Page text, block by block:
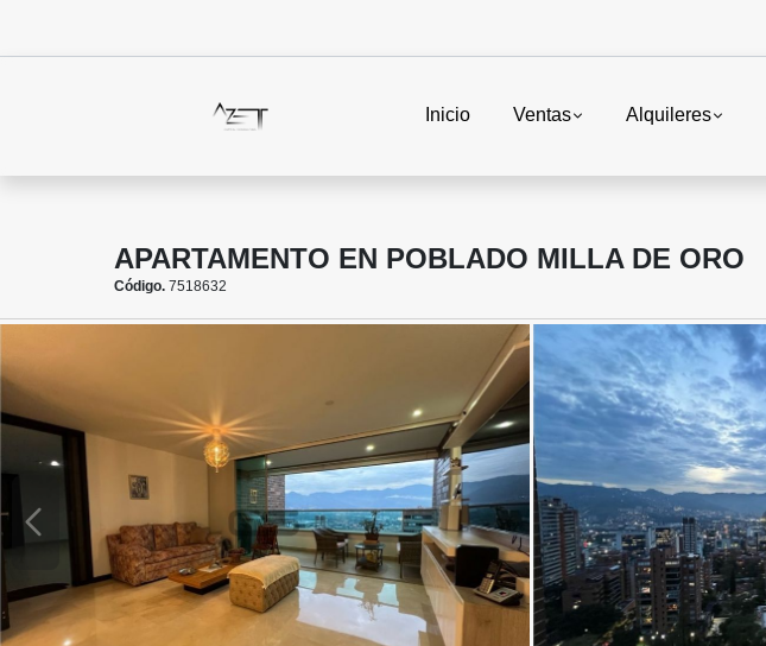
Inicio Ventas Alquileres
APARTAMENTO EN POBLADO MILLA DE ORO
Código. 7518632